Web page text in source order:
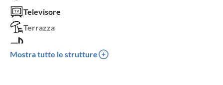
Televisore
Terrazza
Mostra tutte le strutture